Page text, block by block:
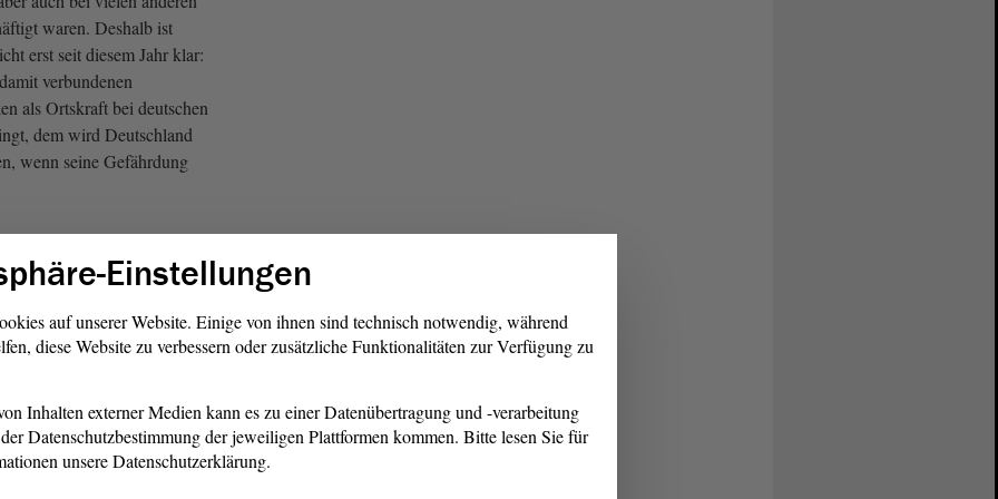
waren. Deshalb ist
erst seit diesem Jahr klar:
verbundenen
als Ortskraft bei deutschen
dem wird Deutschland
wenn seine Gefährdung
Deutschland bereits seit
Ortskräfte, deren
Tätigkeit unmittelbar
Kernfamilien in
Aufnahmebemühungen
der internationalen
in sehr
den Ländern noch
Einstellungen
auf unserer Website. Einige von ihnen sind technisch notwendig, während
diese Website zu verbessern oder zusätzliche Funktionalitäten zur Verfügung zu
Inhalten externer Medien kann es zu einer Datenübertragung und -verarbeitung
Datenschutzbestimmung der jeweiligen Plattformen kommen. Bitte lesen Sie für
unsere Datenschutzerklärung.